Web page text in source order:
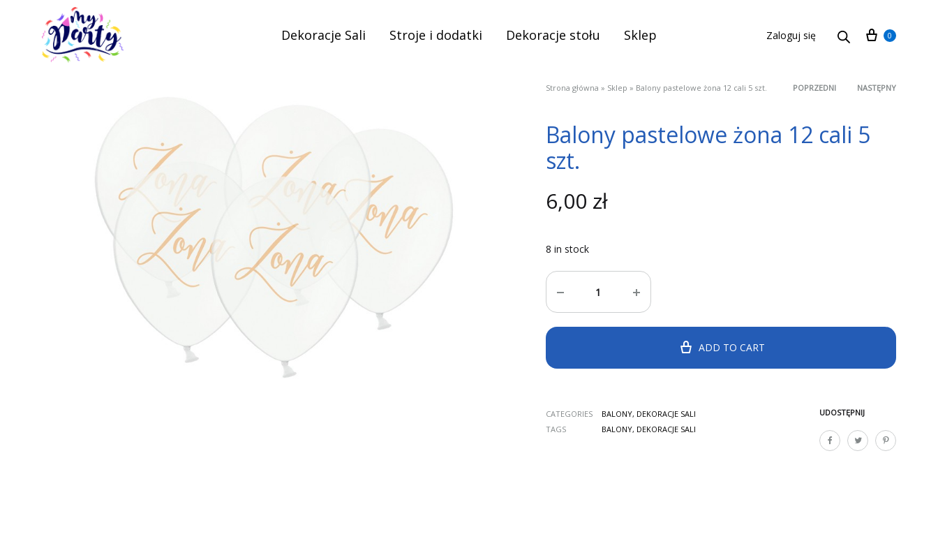
Dekoracje Sali Stroje i dodatki Dekoracje stołu Sklep Zaloguj się Cart
0
Strona główna » Sklep » Balony pastelowe żona 12 cali 5 szt.
Product
navigation
POPRZEDNI NASTĘPNY
Balony pastelowe żona 12 cali 5
szt.
6,00 zł
8 in stock
Quantity
ADD TO CART
UDOSTĘPNIJ
CATEGORIES BALONY, DEKORACJE SALI
TAGS
BALONY, DEKORACJE SALI